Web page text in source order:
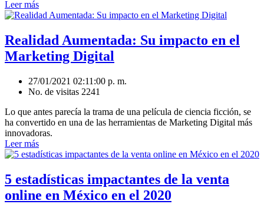
Leer más
Realidad Aumentada: Su impacto en el
Marketing Digital
27/01/2021 02:11:00 p. m.
No. de visitas 2241
Lo que antes parecía la trama de una película de ciencia ficción, se
ha convertido en una de las herramientas de Marketing Digital más
innovadoras.
Leer más
5 estadísticas impactantes de la venta
online en México en el 2020